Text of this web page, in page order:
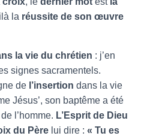
la réussite de son œuvre
la vie du chrétien : j’en
signes sacramentels.
de l’insertion dans la vie
Jésus’, son baptême a été
l’homme. L’Esprit de Dieu
du Père lui dire : « Tu es